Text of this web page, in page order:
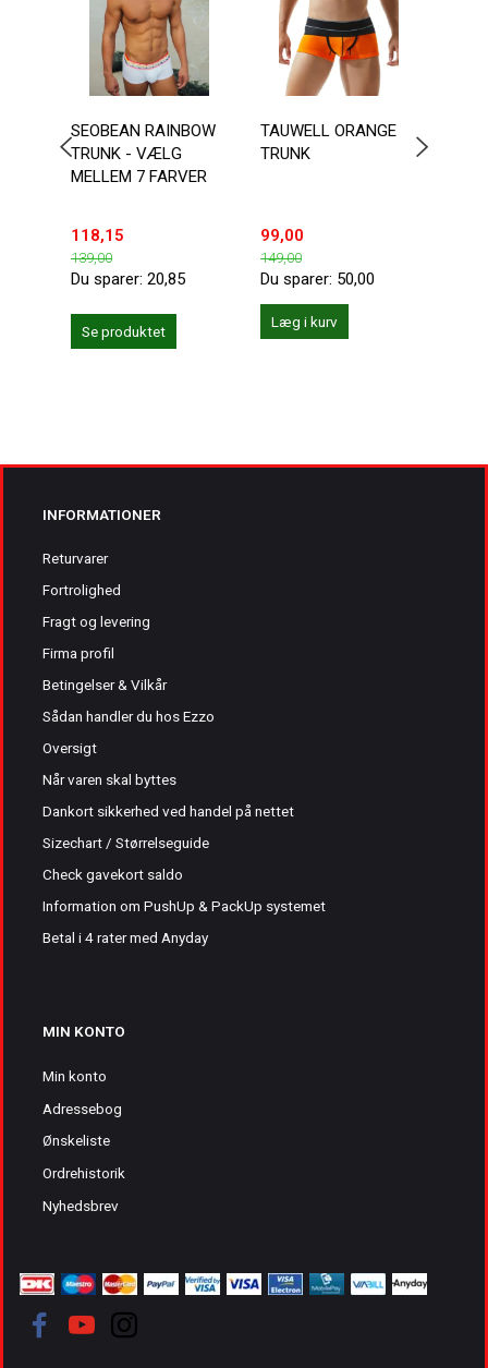
SEOBEAN RAINBOW
TRUNK - VÆLG
MELLEM 7 FARVER
118,15
139,00
Du sparer: 20,85
Se produktet
TAUWELL ORANGE
TRUNK
99,00
149,00
Du sparer: 50,00
Læg i kurv
INFORMATIONER
Returvarer
Fortrolighed
Fragt og levering
Firma profil
Betingelser & Vilkår
Sådan handler du hos Ezzo
Oversigt
Når varen skal byttes
Dankort sikkerhed ved handel på nettet
Sizechart / Størrelseguide
Check gavekort saldo
Information om PushUp & PackUp systemet
Betal i 4 rater med Anyday
MIN KONTO
Min konto
Adressebog
Ønskeliste
Ordrehistorik
Nyhedsbrev